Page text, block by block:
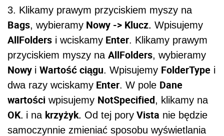
3. Klikamy prawym przyciskiem myszy na
Bags, wybieramy Nowy -> Klucz. Wpisujemy
AllFolders i wciskamy Enter. Klikamy prawym
przyciskiem myszy na AllFolders, wybieramy
Nowy i Wartość ciągu. Wpisujemy FolderType i
dwa razy wciskamy Enter. W pole Dane
wartości wpisujemy NotSpecified, klikamy na
OK. i na krzyżyk. Od tej pory Vista nie będzie
samoczynnie zmieniać sposobu wyświetlania